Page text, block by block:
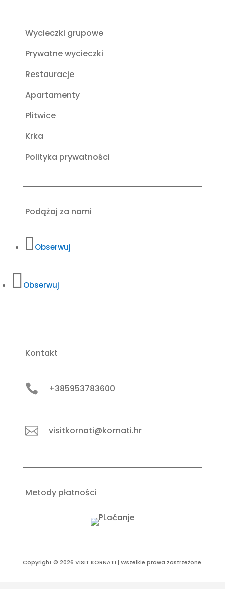
Wycieczki grupowe
Prywatne wycieczki
Restauracje
Apartamenty
Plitwice
Krka
Polityka prywatności
Podążaj za nami
Obserwuj
Obserwuj
Kontakt
 +385953783600
 visitkornati@kornati.hr
Metody płatności
Copyright © 2026 VISIT KORNATI | Wszelkie prawa zastrzeżone